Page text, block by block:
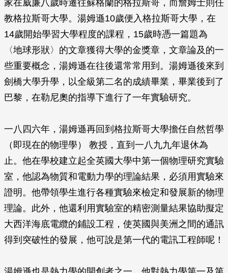
家在威廉八歲時遷往蘇格蘭的格拉斯哥，而詹姆士則任
教格拉斯哥大學。湯姆遜10歲便入格拉斯哥大學，在
14歲開始學習大學程度的課程，15歲時憑一篇題為
〈地球形狀〉的文章獲得大學的金獎章，文章論及的一
些重要概念，湯姆遜在往後還常常用到。湯姆遜後來到
劍橋大學升學，以全級第二名的成績畢業，畢業後到了
巴黎，在勒尼奧的指導下進行了一年實驗研究。
一八四六年，湯姆遜再回到格拉斯哥大學擔任自然哲學
（即現在的物理學） 教授，直到一八九九年退休為
止。他在學校建立起全英國大學中第一個物理研究實驗
室，他認為物質和電動力學的理論結果，必須用實驗來
證明。他帶領學生進行各種實驗來檢定和發展新的物理
理論。此外，他還利用實驗室的精密測量結果協助擬定
大西洋海底電纜的鋪設工程，使英國與美洲之間的通訊
得到突破性的發展，他可說是第一代的電訊工程師呢！